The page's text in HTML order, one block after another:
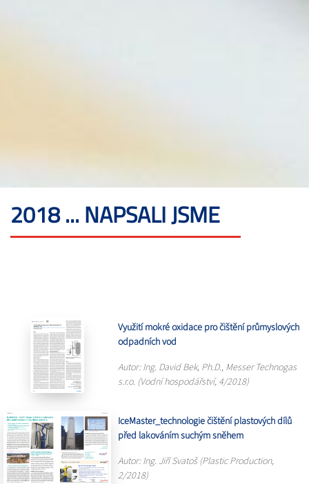
2018 ... NAPSALI JSME
Využití mokré oxidace pro čištění průmyslových
odpadních vod
Autor: Ing. David Bek, Ph.D., Messer Technogas
s.r.o. (Vodní hospodářství, 4/2018)
IceMaster_technologie čištění plastových dílů
před lakováním suchým sněhem
Autor: Ing. Jiří Svatoš (Plastic Production,
2/2018)